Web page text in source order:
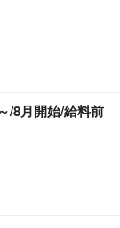
/8月開始/給料前